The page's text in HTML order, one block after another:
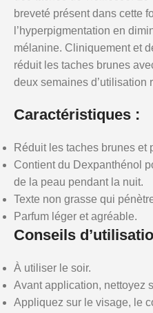
breveté présent dans cette
l’hyperpigmentation en
mélanine. Cliniquement et
réduit les taches brunes
deux semaines d’utilisation
Caractéristiques :
Réduit les taches brunes et
Contient du Dexpanthénol
de la peau pendant la nuit.
Texte non grasse qui
Parfum léger et agréable.
Conseils
À utiliser le soir.
Avant application, nettoyez
Appliquez sur le visage, le